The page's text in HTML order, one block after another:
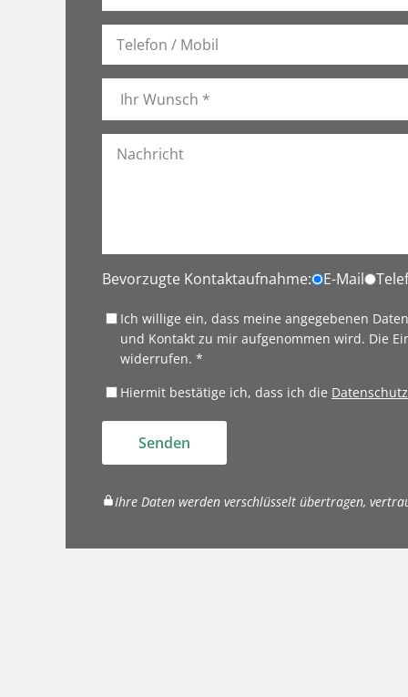
Bevorzugte Kontaktaufnahme: E-Mail
Ich willige ein, dass meine angegebenen
und Kontakt zu mir aufgenommen wird. Die
widerrufen. *
Hiermit bestätige ich, dass ich die
Senden
Ihre Daten werden verschlüsselt übertragen,